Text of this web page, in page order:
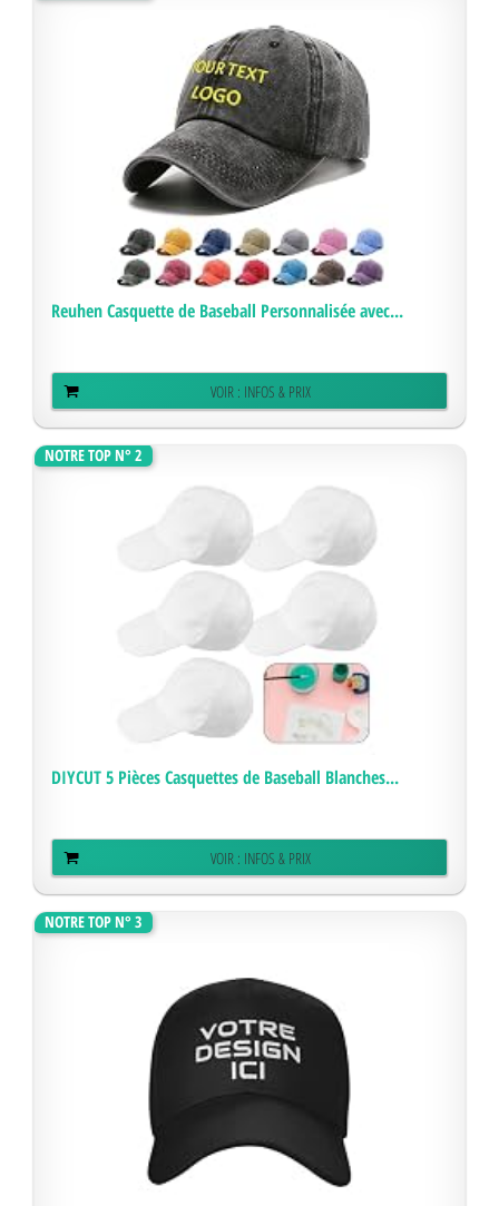
Reuhen Casquette de Baseball Personnalisée avec...
VOIR : INFOS & PRIX
NOTRE TOP N° 2
DIYCUT 5 Pièces Casquettes de Baseball Blanches...
VOIR : INFOS & PRIX
NOTRE TOP N° 3